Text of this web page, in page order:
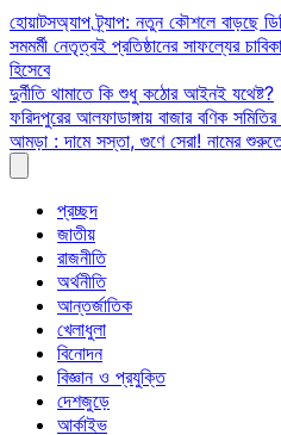
Skip
to
content
হোয়াটসঅ্যাপ ট্র্যাপ: নতুন কৌশলে বাড়ছে
সমমর্মী নেতৃত্বই প্রতিষ্ঠানের সাফল্যের
হিসেবে
দুর্নীতি থামাতে কি শুধু কঠোর আইনই যথেষ্ট?
ফরিদপুরের আলফাডাঙ্গায় বাজার বণিক
আমড়া : দামে সস্তা, গুণে সেরা! নামের
প্রচ্ছদ
জাতীয়
রাজনীতি
অর্থনীতি
আন্তর্জাতিক
খেলাধুলা
বিনোদন
বিজ্ঞান ও প্রযুক্তি
দেশজুড়ে
আর্কাইভ